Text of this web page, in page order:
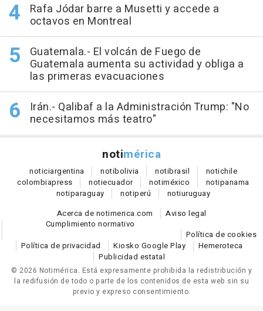
Rafa Jódar barre a Musetti y accede a
octavos en Montreal
Guatemala.- El volcán de Fuego de
Guatemala aumenta su actividad y obliga a
las primeras evacuaciones
Irán.- Qalibaf a la Administración Trump: "No
necesitamos más teatro"
notimérica
noticiargentina notibolivia notibrasil notichile
colombiapress notiecuador notiméxico notipanama
notiparaguay notiperú notiuruguay
Acerca de notimerica.com
Aviso legal
Cumplimiento normativo
Política de cookies
Política de privacidad
Kiosko Google Play
Hemeroteca
Publicidad estatal
© 2026 Notimérica. Está expresamente prohibida la redistribución y
la redifusión de todo o parte de los contenidos de esta web sin su
previo y expreso consentimiento.